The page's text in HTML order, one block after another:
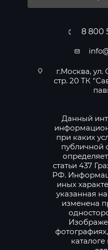
8 800
г.Москва, ул.
стр. 20 ТК
Данный
при каких
публичной
статьи 437
РФ.
иных
указанная
изменена
каталоге